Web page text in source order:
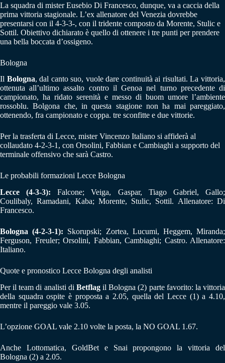
La squadra di mister Eusebio Di Francesco, dunque, va a caccia della
prima vittoria stagionale. L’ex allenatore del Venezia dovrebbe
presentarsi con il 4-3-3-, con il tridente composto da Morente, Stulic e
Sottil. Obiettivo dichiarato è quello di ottenere i tre punti per prendere
una bella boccata d’ossigeno.
Bologna
Il Bologna, dal canto suo, vuole dare continuità ai risultati. La vittoria,
ottenuta all’ultimo assalto contro il Genoa nel turno precedente di
campionato, ha ridato serenità e messo di buom umore l’ambiente
rossoblu. Bolgona che, in questa stagione non ha mai pareggiato,
ottenendo, fra campionato e coppa. tre sconfitte e due vittorie.
Per la trasferta di Lecce, mister Vincenzo Italiano si affiderà al
collaudato 4-2-3-1, con Orsolini, Fabbian e Cambiaghi a supporto del
terminale offensivo che sarà Castro.
Le probabili formazioni Lecce Bologna
Lecce (4-3-3): Falcone; Veiga, Gaspar, Tiago Gabriel, Gallo;
Coulibaly, Ramadani, Kaba; Morente, Stulic, Sottil. Allenatore: Di
Francesco.
Bologna (4-2-3-1): Skorupski; Zortea, Lucumi, Heggem, Miranda;
Ferguson, Freuler; Orsolini, Fabbian, Cambiaghi; Castro. Allenatore:
Italiano.
Quote e pronostico Lecce Bologna degli analisti
Per il team di analisti di Betflagil Bologna (2) parte favorito: la vittoria
della squadra ospite è proposta a 2.05, quella del Lecce (1) a 4.10,
mentre il pareggio vale 3.05.
L’opzione GOAL vale 2.10 volte la posta, la NO GOAL 1.67.
Anche Lottomatica, GoldBet e Snai propongono la vittoria del
Bologna (2) a 2.05.